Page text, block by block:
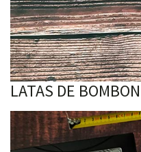
LATAS DE